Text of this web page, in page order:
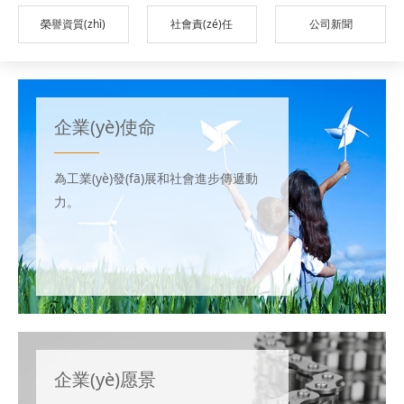
榮譽資質(zhì) 社會責(zé)任 公司新聞
企業(yè)使命
為工業(yè)發(fā)展和社會進步傳遞動
力。
企業(yè)愿景